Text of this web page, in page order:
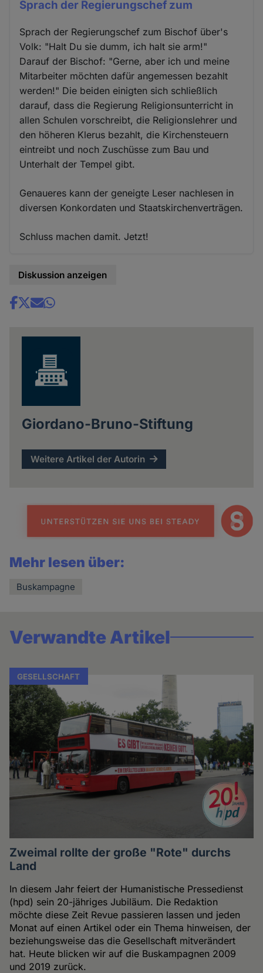
Sprach der Regierungschef zum
Sprach der Regierungschef zum Bischof über's
Volk: "Halt Du sie dumm, ich halt sie arm!"
Darauf der Bischof: "Gerne, aber ich und meine
Mitarbeiter möchten dafür angemessen bezahlt
werden!" Die beiden einigten sich schließlich
darauf, dass die Regierung Religionsunterricht in
allen Schulen vorschreibt, die Religionslehrer und
den höheren Klerus bezahlt, die Kirchensteuern
eintreibt und noch Zuschüsse zum Bau und
Unterhalt der Tempel gibt.
Genaueres kann der geneigte Leser nachlesen in
diversen Konkordaten und Staatskirchenverträgen.
Schluss machen damit. Jetzt!
Diskussion anzeigen
Share
Giordano-Bruno-Stiftung
Weitere Artikel der Autorin
Mehr lesen über:
Buskampagne
Verwandte Artikel
GESELLSCHAFT
Zweimal rollte der große "Rote" durchs
Land
In diesem Jahr feiert der Humanistische Pressedienst
(hpd) sein 20-jähriges Jubiläum. Die Redaktion
möchte diese Zeit Revue passieren lassen und jeden
Monat auf einen Artikel oder ein Thema hinweisen, der
beziehungsweise das die Gesellschaft mitverändert
hat. Heute blicken wir auf die Buskampagnen 2009
und 2019 zurück.